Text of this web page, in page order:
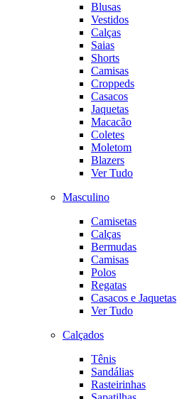
Blusas
Vestidos
Calças
Saias
Shorts
Camisas
Croppeds
Casacos
Jaquetas
Macacão
Coletes
Moletom
Blazers
Ver Tudo
Masculino
Camisetas
Calças
Bermudas
Camisas
Polos
Regatas
Casacos e Jaquetas
Ver Tudo
Calçados
Tênis
Sandálias
Rasteirinhas